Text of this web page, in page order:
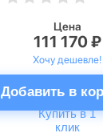
Цена
111 170 ₽
Хочу дешевле!
Добавить в
Купить в 1
клик